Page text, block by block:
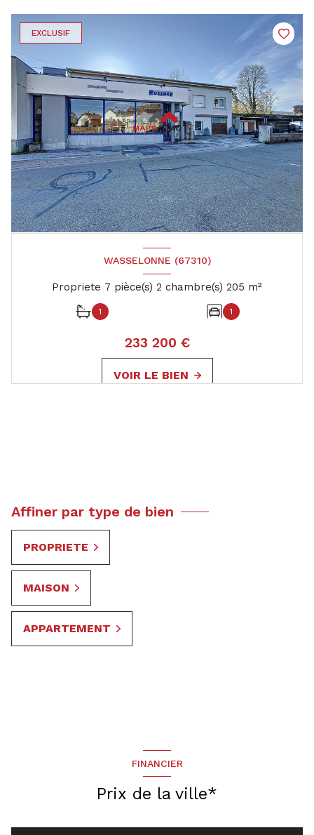
EXCLUSIF
WASSELONNE (67310)
Propriete 7 pièce(s) 2 chambre(s) 205 m²
1 1
233 200 €
VOIR LE BIEN
Affiner par type de bien
PROPRIETE
MAISON
APPARTEMENT
FINANCIER
Prix de la ville*